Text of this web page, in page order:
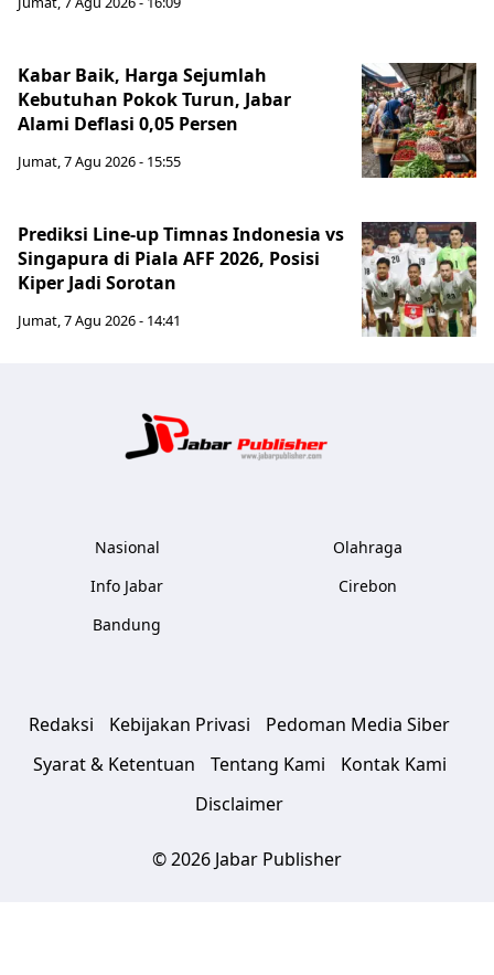
Kabar Baik, Harga Sejumlah
Kebutuhan Pokok Turun, Jabar
Alami Deflasi 0,05 Persen
Jumat, 7 Agu 2026 - 15:55
Prediksi Line-up Timnas Indonesia vs
Singapura di Piala AFF 2026, Posisi
Kiper Jadi Sorotan
Jumat, 7 Agu 2026 - 14:41
Nasional
Info Jabar
Bandung
Olahraga
Cirebon
Redaksi Kebijakan Privasi
Pedoman Media Siber
Syarat & Ketentuan
Tentang Kami
Kontak Kami
Disclaimer
© 2026 Jabar Publisher